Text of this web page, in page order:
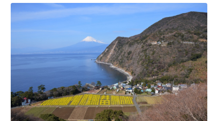
北伊豆
CATEGORY
岬
温泉 花